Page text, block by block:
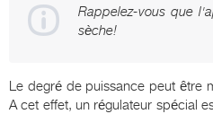
Rappelez-vous que
sèche!
Le degré de puissance peut être
A cet effet, un régulateur spécial